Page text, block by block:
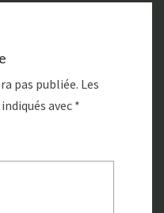
pas publiée. Les
avec *